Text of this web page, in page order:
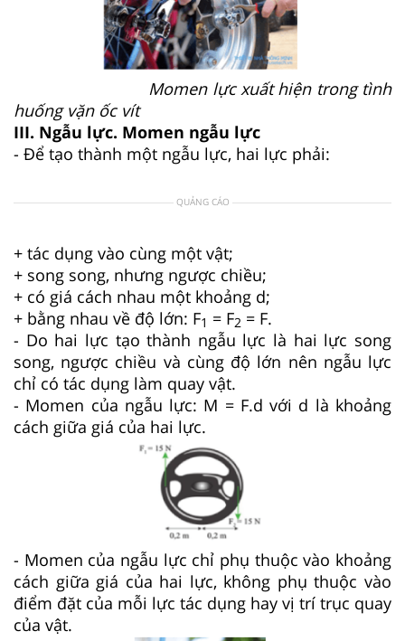
Momen lực xuất hiện trong tình
huống vặn ốc vít
III. Ngẫu lực. Momen ngẫu lực
- Để tạo thành một ngẫu lực, hai lực phải:
QUẢNG CÁO
+ tác dụng vào cùng một vật;
+ song song, nhưng ngược chiều;
+ có giá cách nhau một khoảng d;
+ bằng nhau về độ lớn: F1 = F2 = F.
- Do hai lực tạo thành ngẫu lực là hai lực song
song, ngược chiều và cùng độ lớn nên ngẫu lực
chỉ có tác dụng làm quay vật.
- Momen của ngẫu lực: M = F.d với d là khoảng
cách giữa giá của hai lực.
- Momen của ngẫu lực chỉ phụ thuộc vào khoảng
cách giữa giá của hai lực, không phụ thuộc vào
điểm đặt của mỗi lực tác dụng hay vị trí trục quay
của vật.